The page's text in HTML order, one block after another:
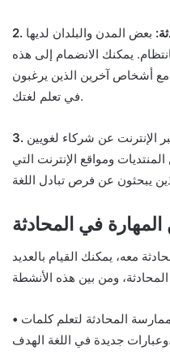
بعض المدن والبلدان لديها
يمكنك الانضمام إلى هذه
أشخاص آخرين الذين يرغبون
في تعلم لغتك.
الإنترنت عن شركاء لغويين
ومواقع الإنترنت التي
في المحادثة
معه، يمكنك القيام بالعديد
المحادثة لتعلم كلمات
وعبارات جديدة في اللغة الهدف.